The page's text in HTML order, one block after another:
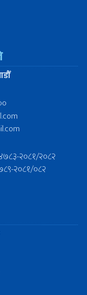
४७८३-२०८१/२०८२
२०८१/०८२